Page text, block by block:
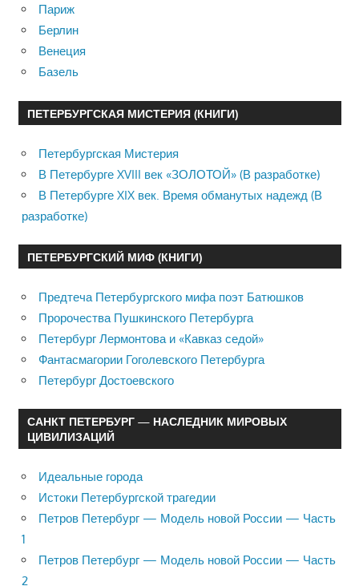
Париж
Берлин
Венеция
Базель
ПЕТЕРБУРГСКАЯ МИСТЕРИЯ (КНИГИ)
Петербургская Мистерия
В Петербурге XVIII век «ЗОЛОТОЙ» (В разработке)
В Петербурге XIX век. Время обманутых надежд (В
разработке)
ПЕТЕРБУРГСКИЙ МИФ (КНИГИ)
Предтеча Петербургского мифа поэт Батюшков
Пророчества Пушкинского Петербурга
Петербург Лермонтова и «Кавказ седой»
Фантасмагории Гоголевского Петербурга
Петербург Достоевского
САНКТ ПЕТЕРБУРГ — НАСЛЕДНИК МИРОВЫХ
ЦИВИЛИЗАЦИЙ
Идеальные города
Истоки Петербургской трагедии
Петров Петербург — Модель новой России — Часть
1
Петров Петербург — Модель новой России — Часть
2